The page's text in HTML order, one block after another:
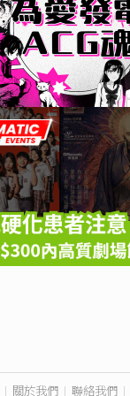
| 關於我們 | 聯絡我們 |